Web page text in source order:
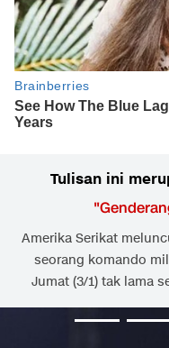
Tulisan ini
"
Amerika Serikat
seorang komando
Jumat (3/1) tak lama